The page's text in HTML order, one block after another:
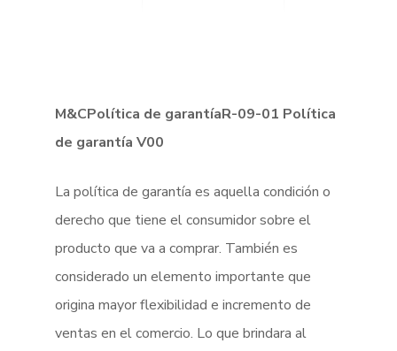
M&CPolítica de garantíaR-09-01 Política
de garantía V00
La política de garantía es aquella condición o
derecho que tiene el consumidor sobre el
producto que va a comprar. También es
considerado un elemento importante que
origina mayor flexibilidad e incremento de
ventas en el comercio. Lo que brindara al